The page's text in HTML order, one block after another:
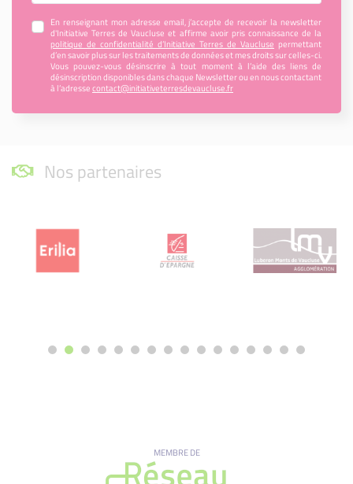
En renseignant mon adresse email, j’accepte de recevoir la newsletter
d'Initiative Terres de Vaucluse et affirme avoir pris connaissance de la
politique de confidentialité d’Initiative Terres de Vaucluse permettant
d’en savoir plus sur les traitements de données et mes droits sur celles-ci.
Vous pouvez-vous désinscrire à tout moment à l’aide des liens de
désinscription disponibles dans chaque Newsletter ou en nous contactant
à l’adressecontact@initiativeterresdevaucluse.fr
Nos partenaires
MEMBRE DE